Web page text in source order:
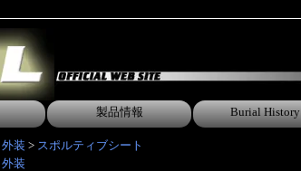
製品情報 Burial History
外装 > スポルティブシート
外装